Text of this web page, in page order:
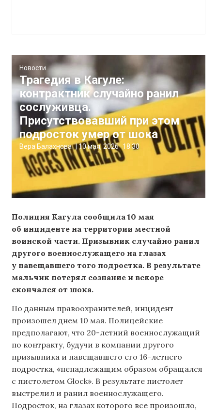
Новости
Трагедия в Кагуле:
контрактник случайно ранил
сослуживца.
Присутствовавший при этом
подросток умер от шока
Вера Балахнова |10 мая, 2026 18:30
Полиция Кагула сообщила 10 мая
об инциденте на территории местной
воинской части. Призывник случайно ранил
другого военнослужащего на глазах
у навещавшего того подростка. В результате
мальчик потерял сознание и вскоре
скончался от шока.
По данным правоохранителей, инцидент
произошел днем 10 мая. Полицейские
предполагают, что 20-летний военнослужащий
по контракту, будучи в компании другого
призывника и навещавшего его 16-летнего
подростка, «ненадлежащим образом обращался
с пистолетом Glock». В результате пистолет
выстрелил и ранил военнослужащего.
Подросток, на глазах которого все произошло,